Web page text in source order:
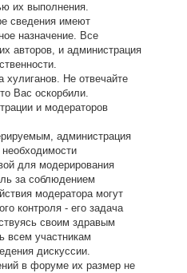
их выполнения.
сведения имеют
назначение. Все
авторов, и администрация
Не отвечайте
Вас оскорбили.
и модераторов
администрация
для модерирования
за соблюдением
модератора могут
контроля - его задача
своим здравым
всем участникам
дискуссии.
в форуме их размер не